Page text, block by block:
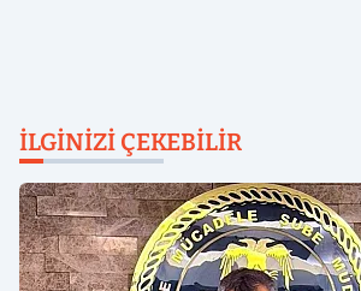
İLGINIZI ÇEKEBILIR